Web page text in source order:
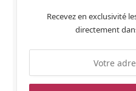
Recevez en exclusivité
directement